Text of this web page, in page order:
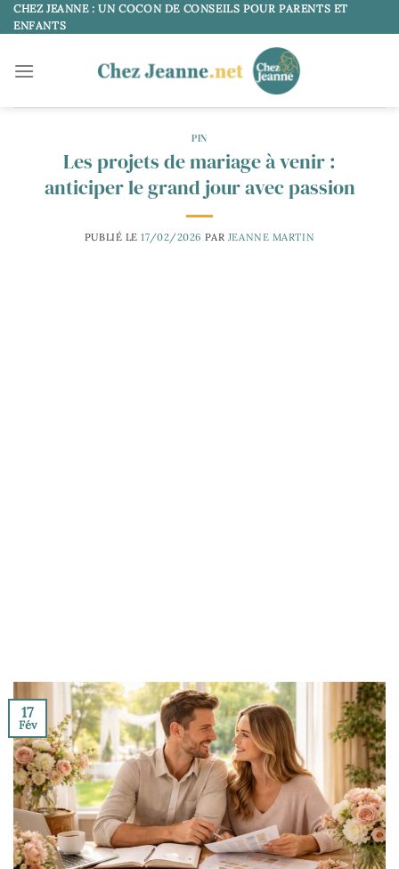
Passer
au
CHEZ JEANNE : UN COCON DE CONSEILS POUR PARENTS ET
ENFANTS
PIN
Les projets de mariage à venir :
anticiper le grand jour avec passion
PUBLIÉ LE17/02/2026 PAR JEANNE MARTIN
17
Fév